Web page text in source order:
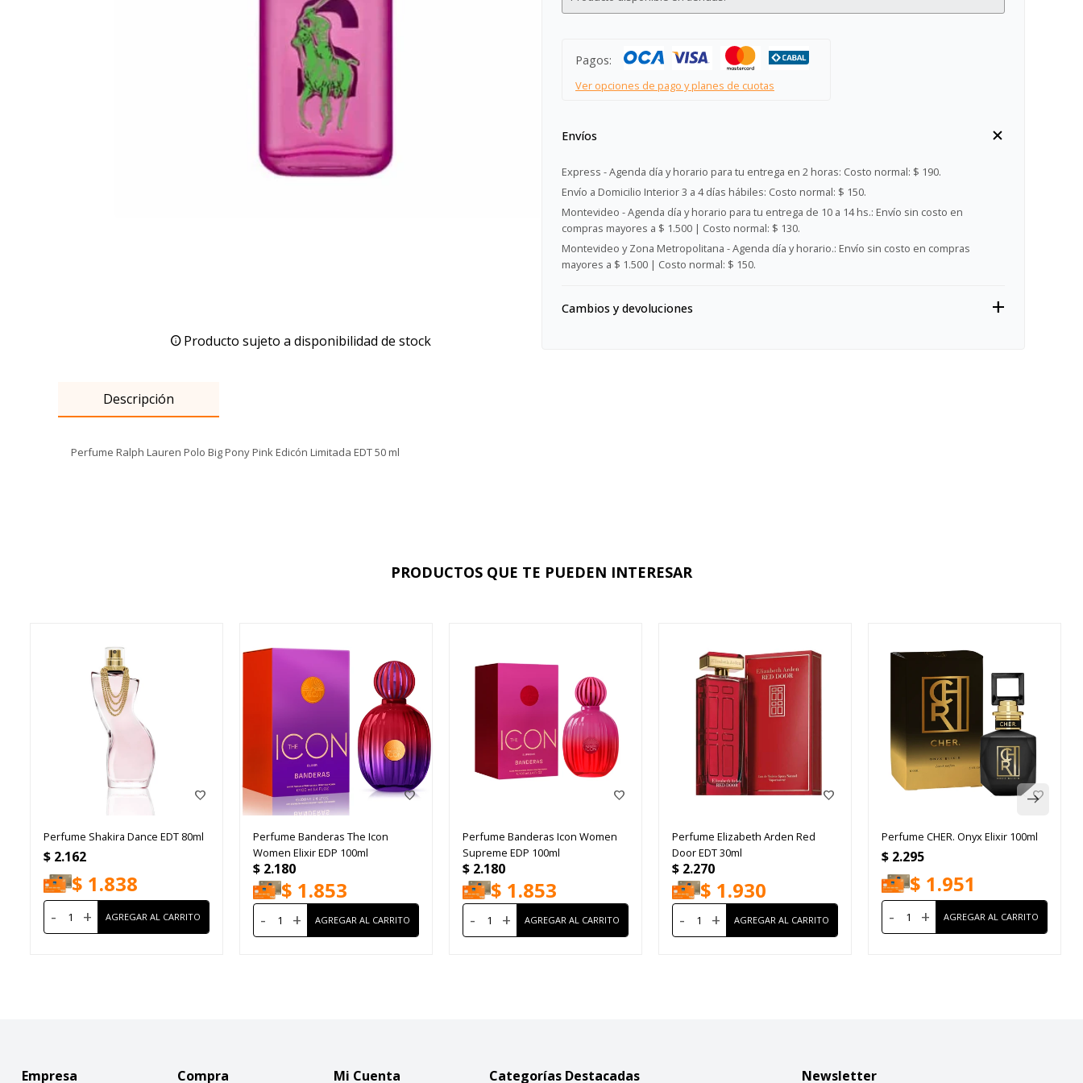
Producto sujeto a disponibilidad de stock
Pagos:
Ver opciones de pago y planes de cuotas
Envíos
Express - Agenda día y horario para tu entrega en 2 horas: Costo normal: $ 190.
Envío a Domicilio Interior 3 a 4 días hábiles: Costo normal: $ 150.
Montevideo - Agenda día y horario para tu entrega de 10 a 14 hs.: Envío sin costo en
compras mayores a $ 1.500 | Costo normal: $ 130.
Montevideo y Zona Metropolitana - Agenda día y horario.: Envío sin costo en compras
mayores a $ 1.500 | Costo normal: $ 150.
Cambios y devoluciones
Descripción
Perfume Ralph Lauren Polo Big Pony Pink Edicón Limitada EDT 50 ml
PRODUCTOS QUE TE PUEDEN INTERESAR
Perfume Shakira Dance EDT 80ml
$ 2.162
$ 1.838
- +
Perfume Banderas The Icon
Women Elixir EDP 100ml
$ 2.180
$ 1.853
- +
Perfume Banderas Icon Women
Supreme EDP 100ml
$ 2.180
$ 1.853
- +
Perfume Elizabeth Arden Red
Door EDT 30ml
$ 2.270
$ 1.930
- +
Perfume CHER. Onyx Elixir 100ml
$ 2.295
$ 1.951
- +
Empresa Compra Mi Cuenta Categorías Destacadas Newsletter